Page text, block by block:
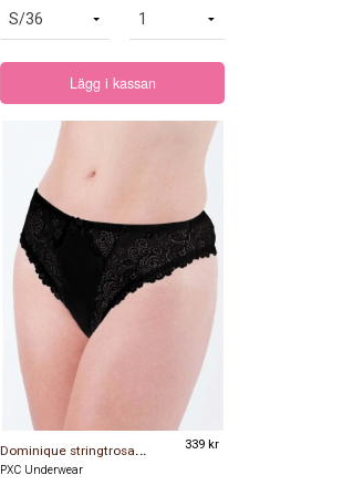
Lägg i kassan
D
ominique stringtrosa svart 339 kr
PXC Underwear